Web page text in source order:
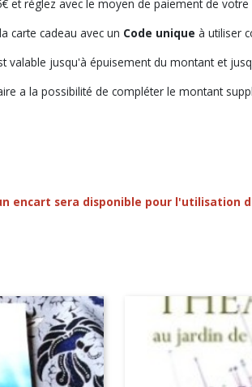
réglez avec le moyen de paiement de votre
la carte cadeau avec un Code unique à utiliser
jusqu'à épuisement du montant et
a la possibilité de compléter le montant
encart sera disponible pour l'utilisation